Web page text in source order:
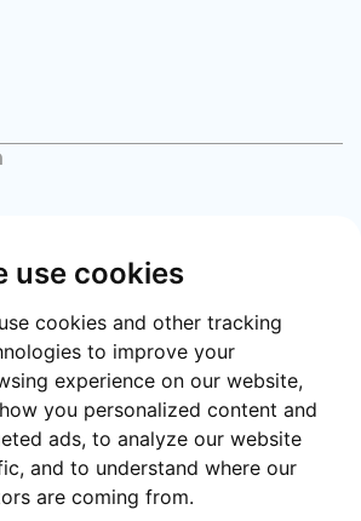
use cookies
cookies and other tracking
to improve your
experience on our website,
you personalized content and
ads, to analyze our website
and to understand where our
are coming from.